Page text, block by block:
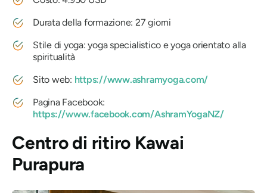
Durata della formazione: 27 giorni
Stile di yoga: yoga specialistico e yoga orientato alla
spiritualità
Sito web: https://www.ashramyoga.com/
Pagina Facebook:
https://www.facebook.com/AshramYogaNZ/
Centro di ritiro Kawai
Purapura